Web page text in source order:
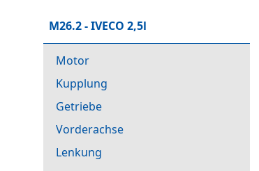
M26.2 - IVECO 2,5l
Motor
Kupplung
Getriebe
Vorderachse
Lenkung